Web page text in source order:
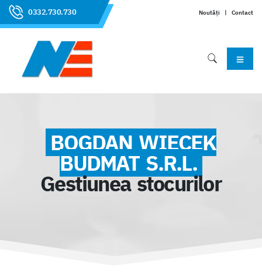
0332.730.730 Noutăți | Contact
BOGDAN WIECEK
BUDMAT S.R.L.
Gestiunea stocurilor